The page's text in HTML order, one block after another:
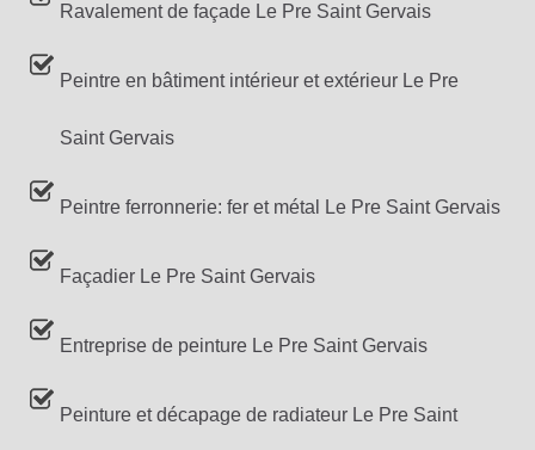
Ravalement de façade Le Pre Saint Gervais
Peintre en bâtiment intérieur et extérieur Le Pre
Saint Gervais
Peintre ferronnerie: fer et métal Le Pre Saint Gervais
Façadier Le Pre Saint Gervais
Entreprise de peinture Le Pre Saint Gervais
Peinture et décapage de radiateur Le Pre Saint